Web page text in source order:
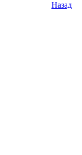
Назад